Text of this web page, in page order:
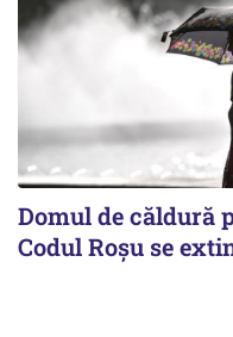
Domul de căldură
Codul Roșu se